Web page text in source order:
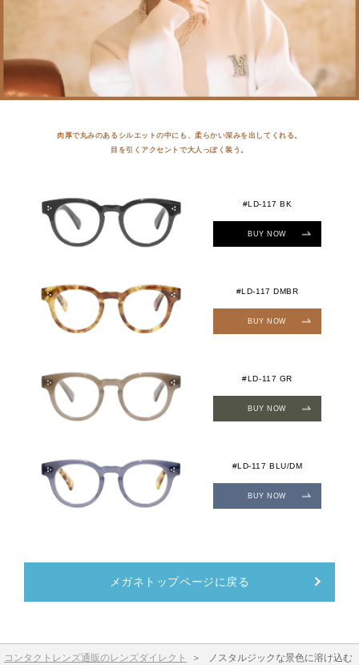
肉厚で丸みのあるシルエットの中にも、柔らかい深みを出してくれる。
目を引くアクセントで大人っぽく装う。
#LD-117 BK
BUY NOW
#LD-117 DMBR
BUY NOW
#LD-117 GR
BUY NOW
#LD-117 BLU/DM
BUY NOW
メガネトップページに戻る
コンタクトレンズ通販のレンズダイレクト ＞
ノスタルジックな景色に溶け込む